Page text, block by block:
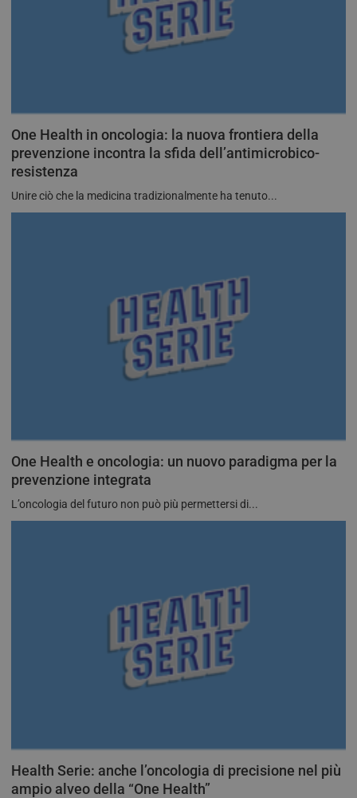
One Health in oncologia: la nuova frontiera della
prevenzione incontra la sfida dell’antimicrobico-
resistenza
Unire ciò che la medicina tradizionalmente ha tenuto...
One Health e oncologia: un nuovo paradigma per la
prevenzione integrata
L’oncologia del futuro non può più permettersi di...
Health Serie: anche l’oncologia di precisione nel più
ampio alveo della “One Health”